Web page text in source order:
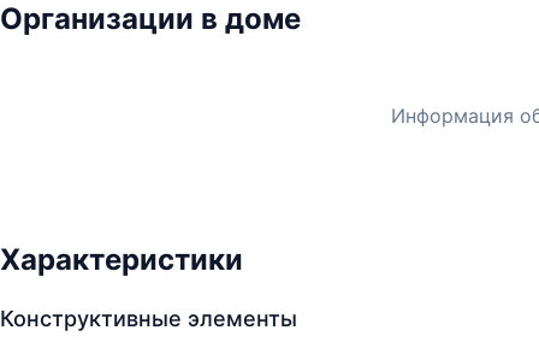
Организации в доме
Информация
Характеристики
Конструктивные элементы